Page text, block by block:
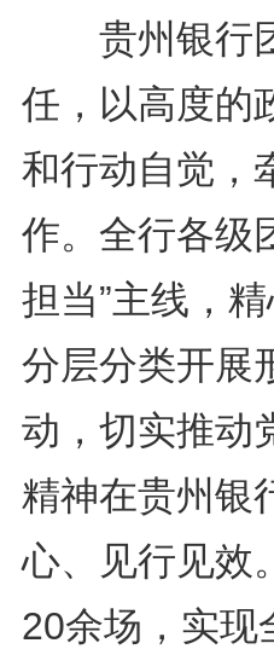
贵州银行团
任，以高度的
和行动自觉，
作。全行各级
担当”主线，
分层分类开展
动，切实推动
精神在贵州银
心、见行见效
20余场，实现